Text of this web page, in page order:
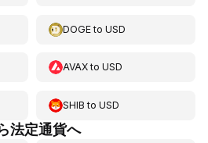
DOGEtoUSD
AVAXtoUSD
SHIB toUSD
法定通貨へ